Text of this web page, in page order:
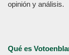
opinión y análisis.
Qué es